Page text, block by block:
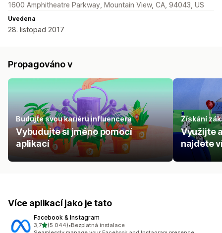
1600 Amphitheatre Parkway, Mountain View, CA, 94043, US
Uvedena
28. listopad 2017
Propagováno v
Budujte svou kariéru influencera
Vybudujte si jméno pomocí
aplikací
Získání
Využijte
najdete
Více aplikací jako je tato
Facebook & Instagram
3,7z 5 hvězd
(5 044)
Celkový počet recenzí: 5044
•Bezplatná instalace